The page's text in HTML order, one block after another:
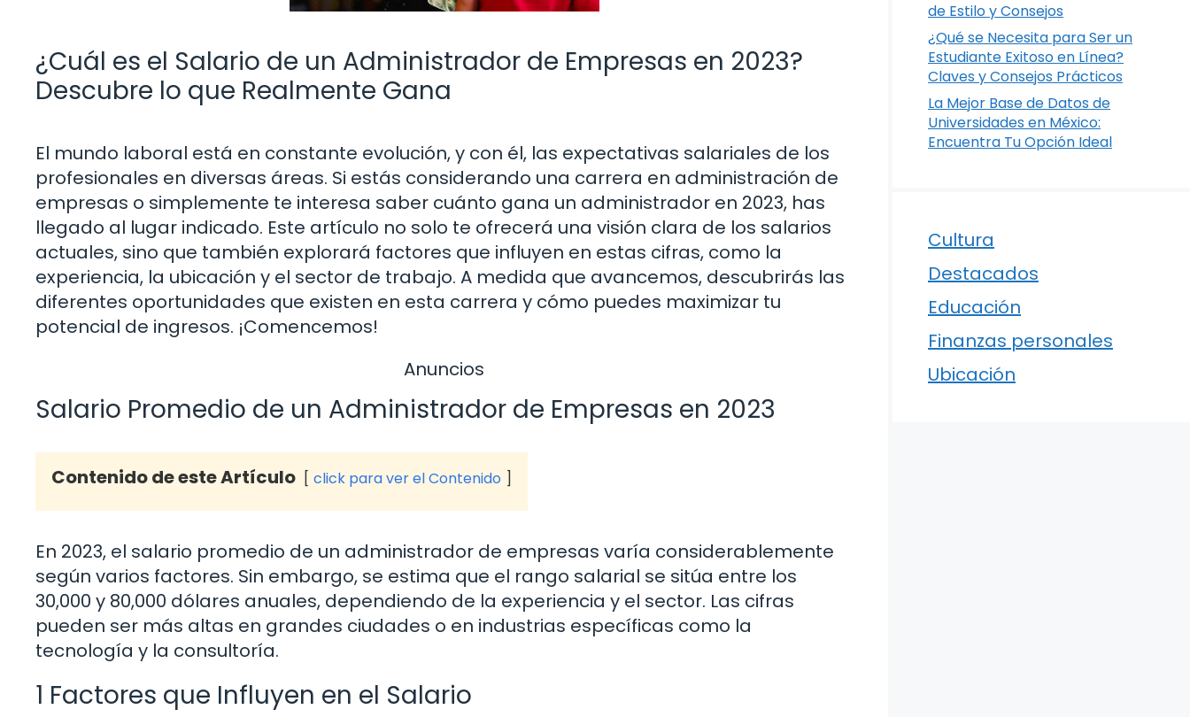
¿Cuál es el Salario de un Administrador de Empresas en 2023?
Descubre lo que Realmente Gana
El mundo laboral está en constante evolución, y con él, las expectativas salariales de los
profesionales en diversas áreas. Si estás considerando una carrera en administración de
empresas o simplemente te interesa saber cuánto gana un administrador en 2023, has
llegado al lugar indicado. Este artículo no solo te ofrecerá una visión clara de los salarios
actuales, sino que también explorará factores que influyen en estas cifras, como la
experiencia, la ubicación y el sector de trabajo. A medida que avancemos, descubrirás las
diferentes oportunidades que existen en esta carrera y cómo puedes maximizar tu
potencial de ingresos. ¡Comencemos!
Anuncios
Salario Promedio de un Administrador de Empresas en 2023
Contenido de este Artículo click para ver el Contenido
En 2023, el salario promedio de un administrador de empresas varía considerablemente
según varios factores. Sin embargo, se estima que el rango salarial se sitúa entre los
30,000 y 80,000 dólares anuales, dependiendo de la experiencia y el sector. Las cifras
pueden ser más altas en grandes ciudades o en industrias específicas como la
tecnología y la consultoría.
1 Factores que Influyen en el Salario
de Estilo y Consejos
¿Qué se Necesita para Ser un
Estudiante Exitoso en Línea?
Claves y Consejos Prácticos
La Mejor Base de Datos de
Universidades en México:
Encuentra Tu Opción Ideal
Cultura
Destacados
Educación
Finanzas personales
Ubicación